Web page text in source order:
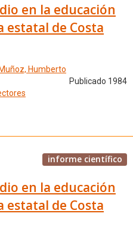
en la educación
de Costa
Humberto
Publicado 1984
informe científico
en la educación
de Costa